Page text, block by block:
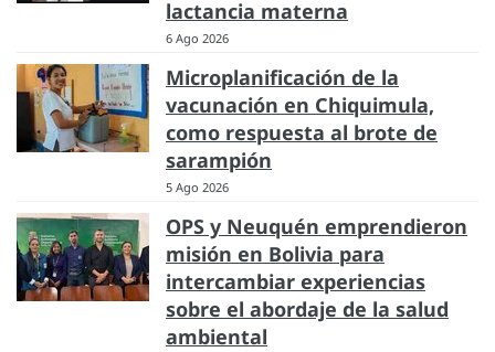
lactancia materna
6 Ago 2026
Microplanificación de la
vacunación en Chiquimula,
como respuesta al brote de
sarampión
5 Ago 2026
OPS y Neuquén emprendieron
misión en Bolivia para
intercambiar experiencias
sobre el abordaje de la salud
ambiental